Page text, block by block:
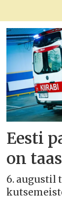
Eesti
on
6. augustil